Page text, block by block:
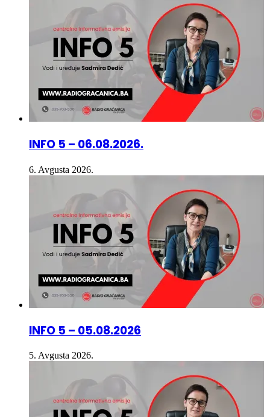
INFO 5 – 06.08.2026.
6. Avgusta 2026.
INFO 5 – 05.08.2026
5. Avgusta 2026.